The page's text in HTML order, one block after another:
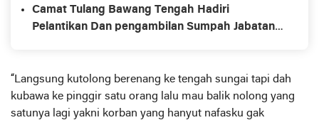
Camat Tulang Bawang Tengah Hadiri
Pelantikan Dan pengambilan Sumpah Jabatan
“Langsung kutolong berenang ke tengah sungai tapi dah
kubawa ke pinggir satu orang lalu mau balik nolong yang
satunya lagi yakni korban yang hanyut nafasku gak